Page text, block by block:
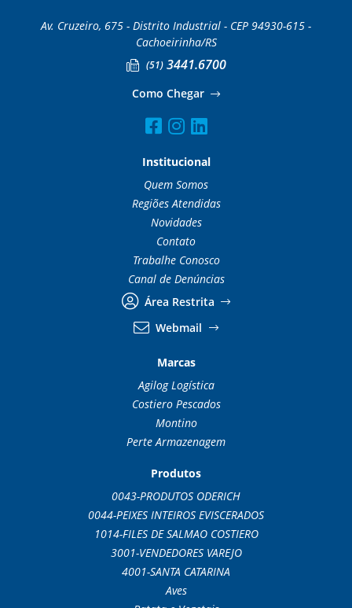
Av. Cruzeiro, 675 - Distrito Industrial - CEP 94930-615 -
Cachoeirinha/RS
(51)3441.6700
Como Chegar
Institucional
Quem Somos
Regiões Atendidas
Novidades
Contato
Trabalhe Conosco
Canal de Denúncias
Área Restrita
Webmail
Marcas
Agilog Logística
Costiero Pescados
Montino
Perte Armazenagem
Produtos
0043-PRODUTOS ODERICH
0044-PEIXES INTEIROS EVISCERADOS
1014-FILES DE SALMAO COSTIERO
3001-VENDEDORES VAREJO
4001-SANTA CATARINA
Aves